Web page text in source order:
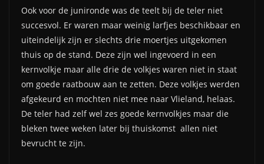
Ook voor de junironde was de teelt bij de teler niet
succesvol. Er waren maar weinig larfjes beschikbaar en
uiteindelijk zijn er slechts drie moertjes uitgekomen
thuis op de stand. Deze zijn wel ingevoerd in een
kernvolkje maar alle drie de volkjes waren niet in staat
om goede raatbouw aan te zetten. Deze volkjes werden
afgekeurd en mochten niet mee naar Vlieland, helaas.
De teler had zelf wel zes goede kernvolkjes maar die
bleken twee weken later bij thuiskomst allen niet
bevrucht te zijn.